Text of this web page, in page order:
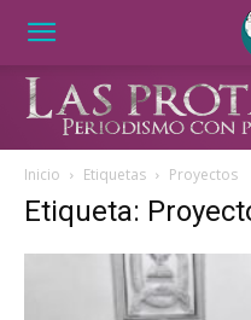
Inicio Etiquetas Proyectos
Etiqueta: